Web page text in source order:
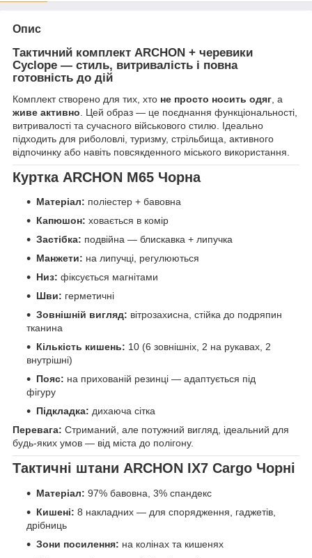
Опис
Тактичний комплект ARCHON + черевики
Cyclope — стиль, витривалість і повна
готовність до дій
Комплект створено для тих, хто не просто носить одяг , а
живе активно . Цей образ — це поєднання функціональності,
витривалості та сучасного військового стилю. Ідеально
підходить для риболовлі, туризму, стрільбища, активного
відпочинку або навіть повсякденного міського використання.
Куртка ARCHON M65 Чорна
Матеріал: поліестер + бавовна
Капюшон: ховається в комір
Застібка: подвійна — блискавка + липучка
Манжети: на липучці, регулюються
Низ: фіксується магнітами
Шви: герметичні
Зовнішній вигляд: вітрозахисна, стійка до подряпин
тканина
Кількість кишень: 10 (6 зовнішніх, 2 на рукавах, 2
внутрішні)
Пояс: на прихованій резинці — адаптується під
фігуру
Підкладка: дихаюча сітка
Перевага: Стриманий, але потужний вигляд, ідеальний для
будь-яких умов — від міста до полігону.
Тактичні штани ARCHON IX7 Cargo Чорні
Матеріал: 97% бавовна, 3% спандекс
Кишені: 8 накладних — для спорядження, гаджетів,
дрібниць
Зони посилення: на колінах та кишенях